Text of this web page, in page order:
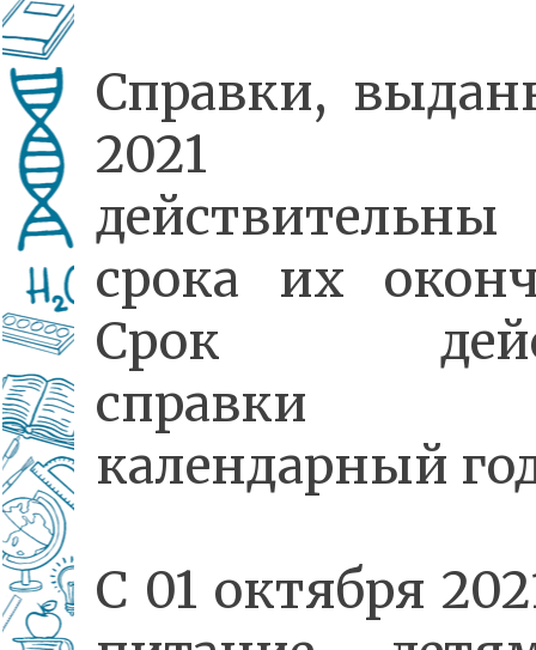
Справки,
2021
срока их
Срок
календарный
С 01 октября